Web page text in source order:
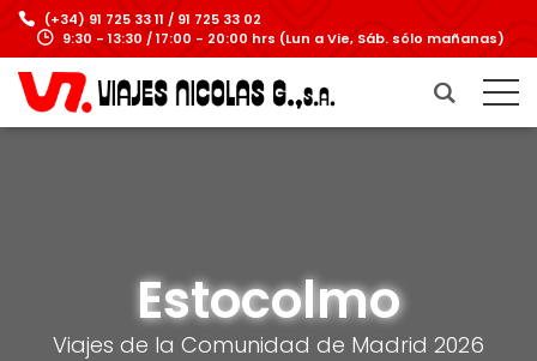
(+34) 91 725 33 11 / 91 725 33 02
9:30 - 13:30 / 17:00 - 20:00 hrs (Lun a Vie, Sáb. sólo mañanas)
Estocolmo
Viajes de la Comunidad de Madrid 2026